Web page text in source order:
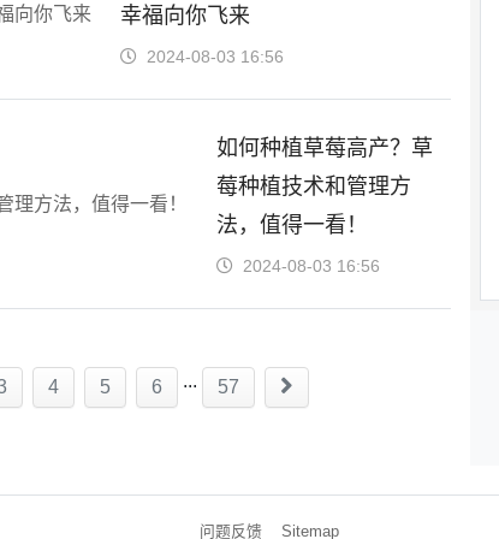
幸福向你飞来
2024-08-03 16:56
如何种植草莓高产？草
莓种植技术和管理方
法，值得一看！
2024-08-03 16:56
4 5 6 ... 57
问题反馈 Sitemap